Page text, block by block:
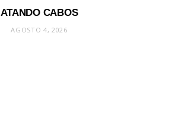
ATANDO CABOS
AGOSTO 4, 2026